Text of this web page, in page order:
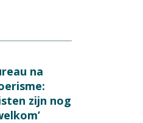
na
zijn nog